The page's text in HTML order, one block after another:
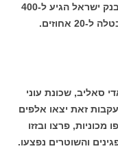
האנשים שחיו מתחת לקו העוני לפי דו"ח בנק ישראל הגיע ל-400
אחוזים.
סאליב, שכונת עוני
זאת יצאו אלפים
פרצו ובזזו
והשוטרים נפצעו.